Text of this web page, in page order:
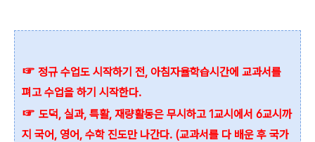
☞ 정규 수업도 시작하기 전, 아침자율학습시간에 교과서를
펴고 수업을 하기 시작한다.
☞ 도덕, 실과, 특활, 재량활동은 무시하고 1교시에서 6교시까
지 국어, 영어, 수학 진도만 나간다. (교과서를 다 배운 후 국가